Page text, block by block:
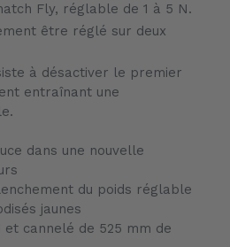
Fly, réglable de 1 à 5 N.
être réglé sur deux
à désactiver le premier
entraînant une
dans une nouvelle
du poids réglable
jaunes
cannelé de 525 mm de